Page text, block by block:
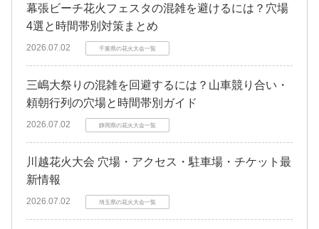
幕張ビーチ花火フェスタの混雑を避けるには？穴場
4選と時間帯別対策まとめ
2026.07.02 千葉県の花火大会一覧
三嶋大祭りの混雑を回避するには？山車競り合い・
頼朝行列の穴場と時間帯別ガイド
2026.07.02 静岡県の花火大会一覧
川越花火大会 穴場・アクセス・駐車場・チケット最
新情報
2026.07.02 埼玉県の花火大会一覧